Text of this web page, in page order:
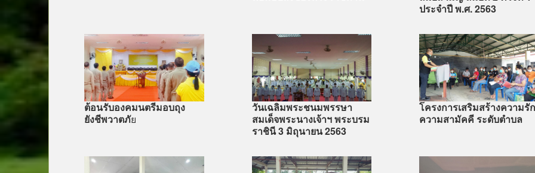
ประจำปี พ.ศ. 2563
ต้อนรับองคมนตรีมอบถุง
ยังชีพวาตภัย
วันเฉลิมพระชนมพรรษา
สมเด็จพระนางเจ้าฯ พระบรม
ราชินี 3 มิถุนายน 2563
โครงการเสริมสร้างความรั
ความสามัคคี ระดับตำบล